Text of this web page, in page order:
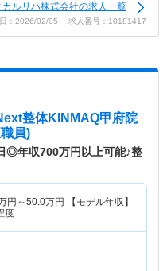
カルリハ株式会社の求人一覧
：2026/02/05 求人番号：10181417
整体KINMAQ甲府院
員)
◎年収700万円以上可能♪整
円～50.0万円
【モデル年収】
度